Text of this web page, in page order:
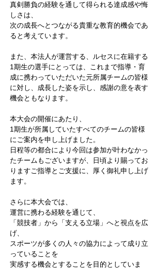
真剣勝負の経験を通して得られる達成感や悔
しさは、
次の成長へとつながる貴重な教育的機会であ
ると考えています。
また、本法人が運営する、ルセスに在籍する
1期生の選手にとっては、これまで指導・育
成に携わっていただいた元所属チームの皆様
に対し、成長した姿を示し、感謝の意を表す
機会ともなります。
本大会の開催にあたり、
1期生が所属していたすべてのチームの皆様
にご案内を申し上げました。
日程等の都合により今回は参加が叶わなかっ
たチームもございますが、日頃より賜ってお
りますご指導とご支援に、厚く御礼申し上げ
ます。
さらに本大会では、
運営に携わる経験を通じて、
「競技者」から「支える立場」へと視点を広
げ、
スポーツが多くの人々の協力によって成り立
っていることを
実感する機会とすることを目的としていま